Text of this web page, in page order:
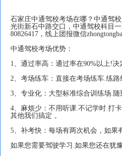
石家庄中通驾校考场在哪？中通驾
光街新石中路交口，中通驾校科目
80826417，线上团报微信
中通驾校考场优势：
1、通过率高：通过率在90%以上!
2、考场练车：直接在考场练车.练
3、专业化：大型标准综合训练场.
4、麻烦少：不用听课.不记学时.打
其他我们搞定 。
5、补考快：每场有两次机会，如果
如果您需要驾驶学习.如果您还在犹